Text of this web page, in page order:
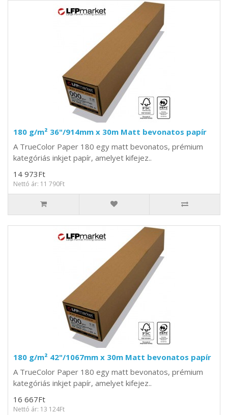
180 g/m² 36"/914mm x 30m Matt bevonatos papír
A TrueColor Paper 180 egy matt bevonatos, prémium
kategóriás inkjet papír, amelyet kifejez..
14 973Ft
Nettó ár: 11 790Ft
180 g/m² 42"/1067mm x 30m Matt bevonatos papír
A TrueColor Paper 180 egy matt bevonatos, prémium
kategóriás inkjet papír, amelyet kifejez..
16 667Ft
Nettó ár: 13 124Ft